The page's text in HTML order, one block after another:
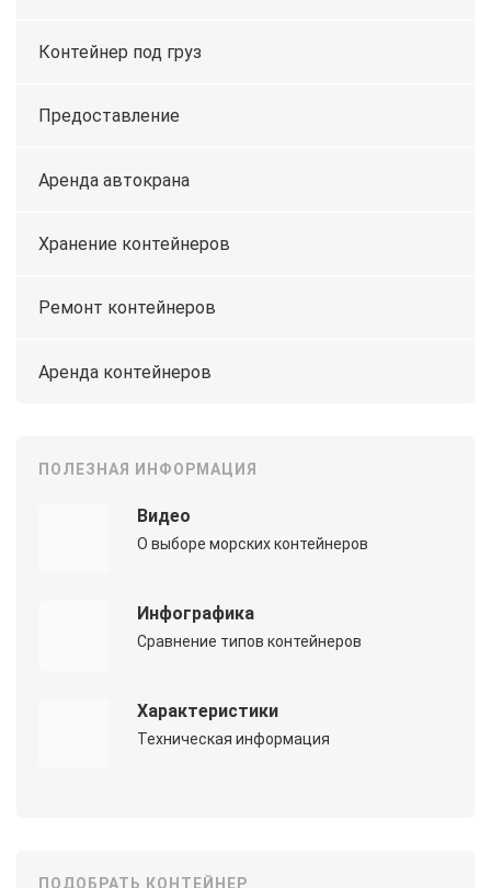
Контейнер под груз
Предоставление
Аренда автокрана
Хранение контейнеров
Ремонт контейнеров
Аренда контейнеров
ПОЛЕЗНАЯ ИНФОРМАЦИЯ
Видео
О выборе морских контейнеров
Инфографика
Сравнение типов контейнеров
Характеристики
Техническая информация
ПОДОБРАТЬ КОНТЕЙНЕР